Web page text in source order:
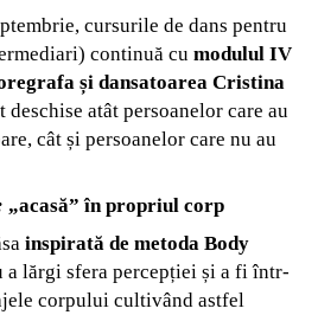
cursurile de dans pentru
continuă cu modulul IV
și dansatoarea Cristina
deschise atât persoanelor care au
cât și persoanelor care nu au
„acasă” în propriul corp
inspirată de metoda Body
a lărgi sfera percepției și a fi într-
corpului cultivând astfel